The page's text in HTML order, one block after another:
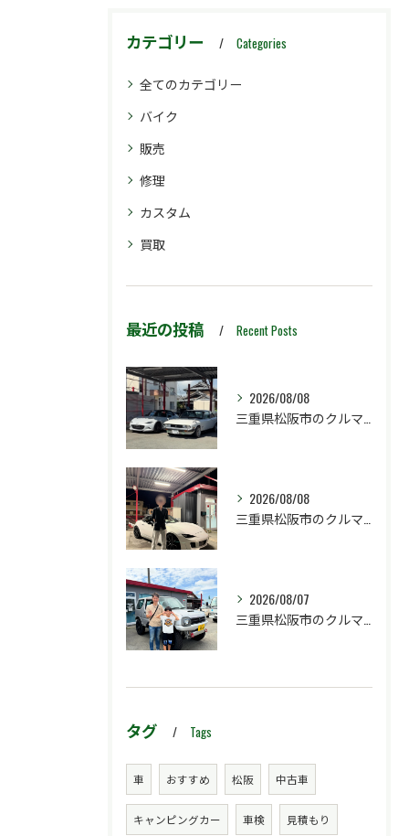
カテゴリー Categories
全てのカテゴリー
バイク
販売
修理
カスタム
買取
最近の投稿 Recent Posts
2026/08/08
2026/08/08
2026/08/07
タグ Tags
車 おすすめ 松阪 中古車
キャンピングカー 車検 見積もり